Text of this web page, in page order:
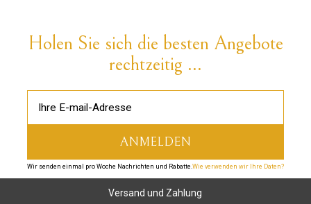
Holen Sie sich die besten Angebote
rechtzeitig ...
Wir senden einmal pro Woche Nachrichten und Rabatte.Wie verwenden wir Ihre Daten?
Versand und Zahlung